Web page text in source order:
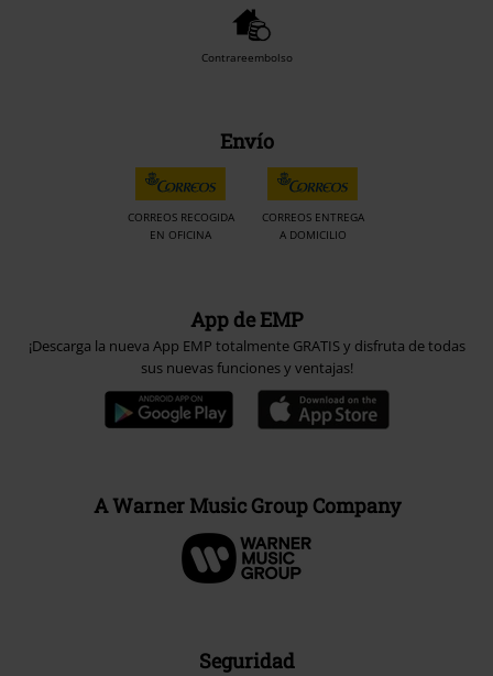
Contrareembolso
Envío
CORREOS RECOGIDA
EN OFICINA
CORREOS ENTREGA
A DOMICILIO
App de EMP
¡Descarga la nueva App EMP totalmente GRATIS y disfruta de todas
sus nuevas funciones y ventajas!
A Warner Music Group Company
Seguridad